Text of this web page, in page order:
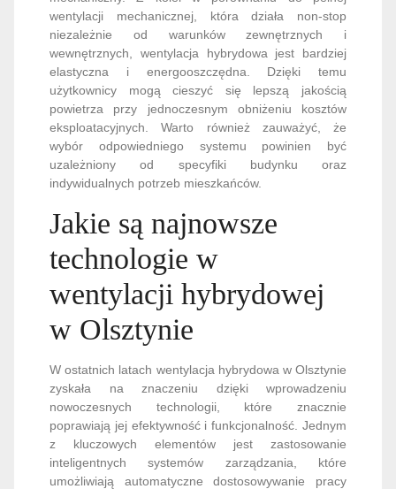
wentylacji mechanicznej, która działa non-stop
niezależnie od warunków zewnętrznych i
wewnętrznych, wentylacja hybrydowa jest bardziej
elastyczna i energooszczędna. Dzięki temu
użytkownicy mogą cieszyć się lepszą jakością
powietrza przy jednoczesnym obniżeniu kosztów
eksploatacyjnych. Warto również zauważyć, że
wybór odpowiedniego systemu powinien być
uzależniony od specyfiki budynku oraz
indywidualnych potrzeb mieszkańców.
Jakie są najnowsze
technologie w
wentylacji hybrydowej
w Olsztynie
W ostatnich latach wentylacja hybrydowa w Olsztynie
zyskała na znaczeniu dzięki wprowadzeniu
nowoczesnych technologii, które znacznie
poprawiają jej efektywność i funkcjonalność. Jednym
z kluczowych elementów jest zastosowanie
inteligentnych systemów zarządzania, które
umożliwiają automatyczne dostosowywanie pracy